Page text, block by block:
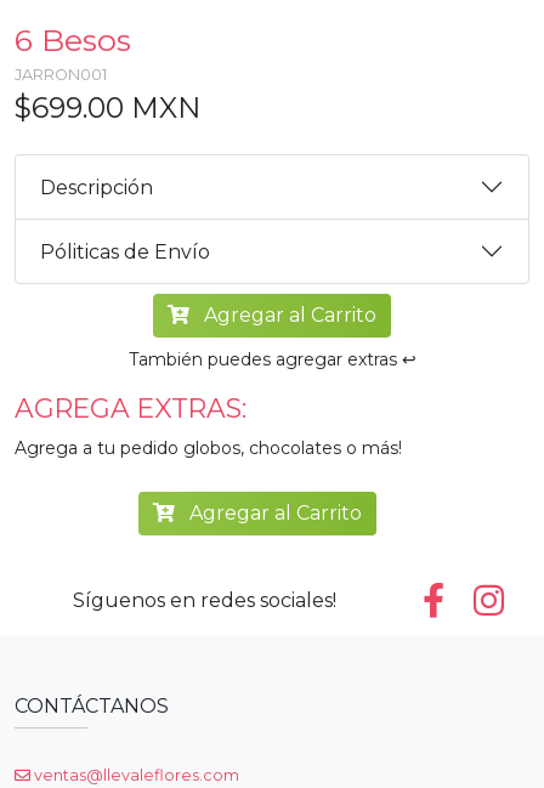
6 Besos
JARRON001
$699.00 MXN
Descripción
Póliticas de Envío
Agregar al Carrito
También puedes agregar extras ↩️
AGREGA EXTRAS:
Agrega a tu pedido globos, chocolates o más!
Agregar al Carrito
Síguenos en redes sociales!
CONTÁCTANOS
ventas@llevaleflores.com